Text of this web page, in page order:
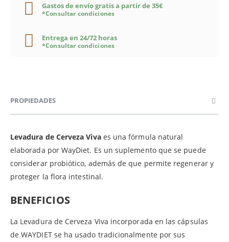
Gastos de envío gratis a partir de 35€
*Consultar condiciones
Entrega en 24/72 horas
*Consultar condiciones
PROPIEDADES
Levadura de Cerveza Viva es una fórmula natural
elaborada por WayDiet. Es un suplemento que se puede
considerar probiótico, además de que permite regenerar y
proteger la flora intestinal.
BENEFICIOS
La Levadura de Cerveza Viva incorporada en las cápsulas
de WAYDIET se ha usado tradicionalmente por sus